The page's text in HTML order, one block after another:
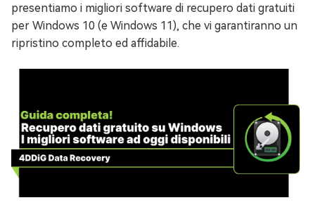
presentiamo i migliori software di recupero dati gratuiti
per Windows 10 (e Windows 11), che vi garantiranno un
ripristino completo ed affidabile.